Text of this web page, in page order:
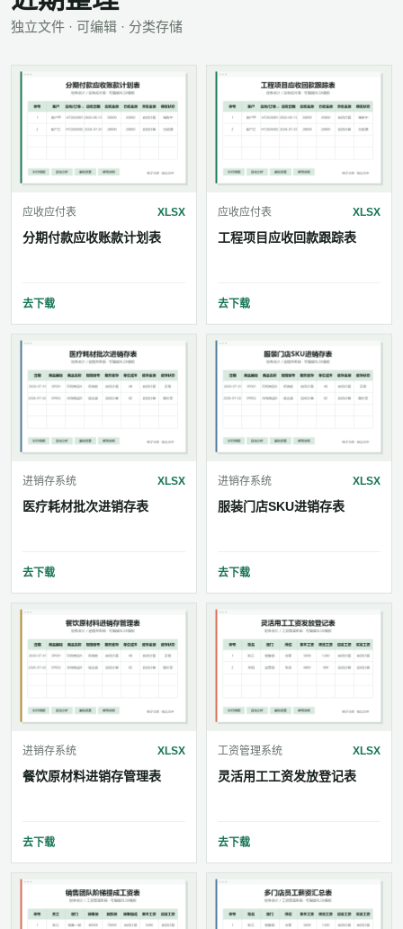
独立文件 · 可编辑 · 分类存储
应收应付表 XLSX
分期付款应收账款计划表
去下载
应收应付表 XLSX
工程项目应收回款跟踪表
去下载
进销存系统 XLSX
医疗耗材批次进销存表
去下载
进销存系统 XLSX
服装门店SKU进销存表
去下载
进销存系统 XLSX
餐饮原材料进销存管理表
去下载
工资管理系统 XLSX
灵活用工工资发放登记表
去下载